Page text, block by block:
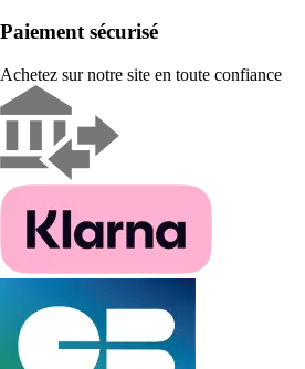
Paiement sécurisé
Achetez sur notre site en toute confiance